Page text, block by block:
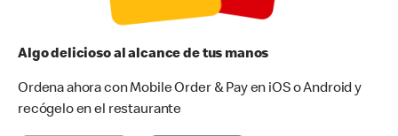
Algo delicioso al alcance de tus manos
Ordena ahora con Mobile Order & Pay en iOS o Android y
recógelo en el restaurante